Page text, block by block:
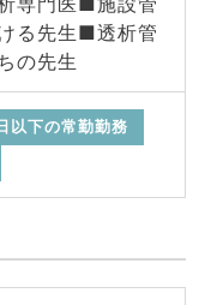
る先生■透析管
の先生
以下の常勤勤務